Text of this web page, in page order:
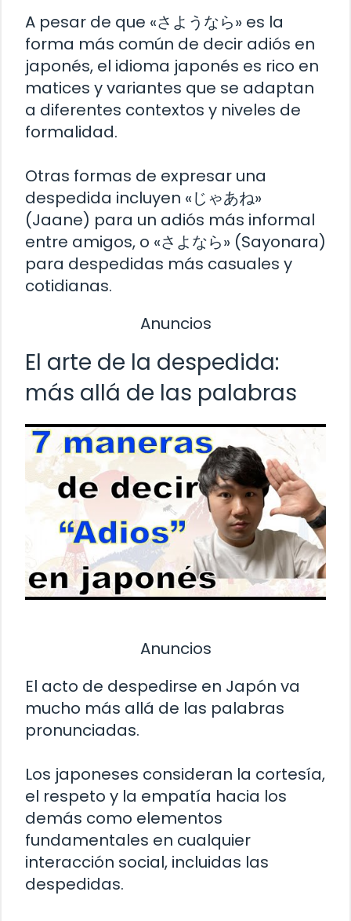
A pesar de que «さようなら» es la
forma más común de decir adiós en
japonés, el idioma japonés es rico en
matices y variantes que se adaptan
a diferentes contextos y niveles de
formalidad.
Otras formas de expresar una
despedida incluyen «じゃあね»
(Jaane) para un adiós más informal
entre amigos, o «さよなら» (Sayonara)
para despedidas más casuales y
cotidianas.
Anuncios
El arte de la despedida:
más allá de las palabras
Anuncios
El acto de despedirse en Japón va
mucho más allá de las palabras
pronunciadas.
Los japoneses consideran la cortesía,
el respeto y la empatía hacia los
demás como elementos
fundamentales en cualquier
interacción social, incluidas las
despedidas.